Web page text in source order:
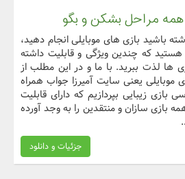
مراحل بشکن و بگو
باشید بازی های موبایلی انجام دهید،
هستید که چندین ویژگی و قابلیت داشته
ها لذت ببرید. با ما و در این مطلب از
موبایلی یعنی سایت آمیرزا جواب همراه
بازی زیبایی بپردازیم که دارای قابلیت
بازی سازان و منتقدین را به وجد آورده
جزئیات و دانلود